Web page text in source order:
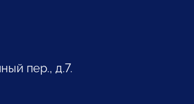
пер., д.7.